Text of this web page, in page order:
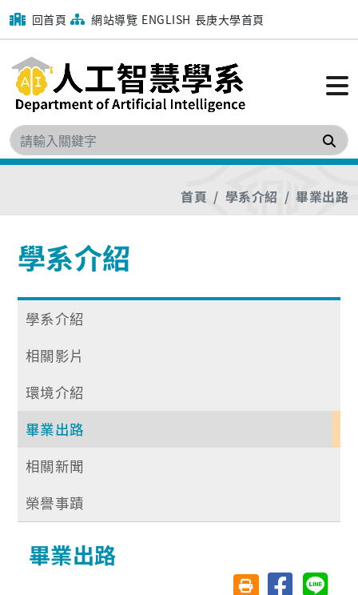
回首頁 網站導覽 ENGLISH 長庚大學首頁
搜
首頁 學系介紹 畢業出路
學系介紹
學系介紹
相關影片
環境介紹
畢業出路
相關新聞
榮譽事蹟
畢業出路
友善列印(另開視窗)
分享至臉書分享